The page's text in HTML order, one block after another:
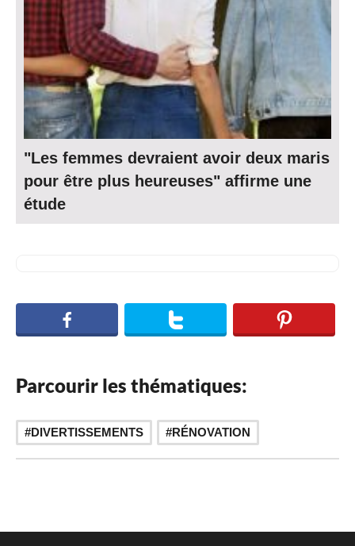
"Les femmes devraient avoir deux maris
pour être plus heureuses" affirme une
étude
Parcourir les thématiques:
DIVERTISSEMENTS RÉNOVATION